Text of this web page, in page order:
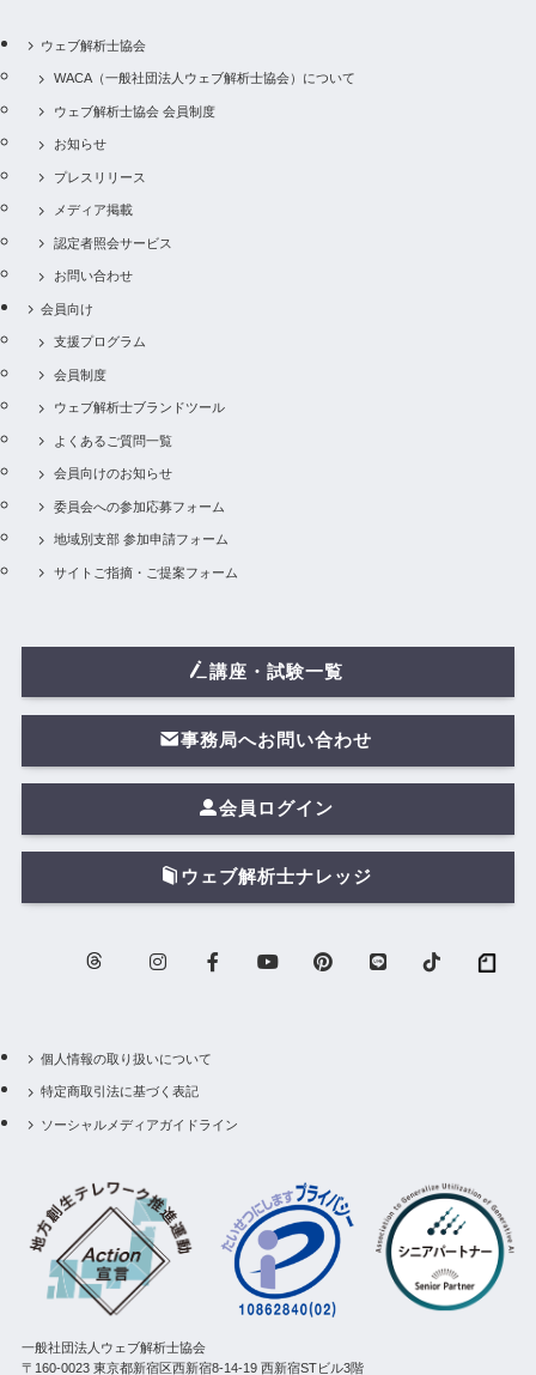
ウェブ解析士協会
WACA（一般社団法人ウェブ解析士協会）について
ウェブ解析士協会 会員制度
お知らせ
プレスリリース
メディア掲載
認定者照会サービス
お問い合わせ
会員向け
支援プログラム
会員制度
ウェブ解析士ブランドツール
よくあるご質問一覧
会員向けのお知らせ
委員会への参加応募フォーム
地域別支部 参加申請フォーム
サイトご指摘・ご提案フォーム
講座・試験一覧
事務局へお問い合わせ
会員ログイン
ウェブ解析士ナレッジ
個人情報の取り扱いについて
特定商取引法に基づく表記
ソーシャルメディアガイドライン
一般社団法人ウェブ解析士協会
〒160-0023 東京都新宿区西新宿8-14-19 西新宿STビル3階